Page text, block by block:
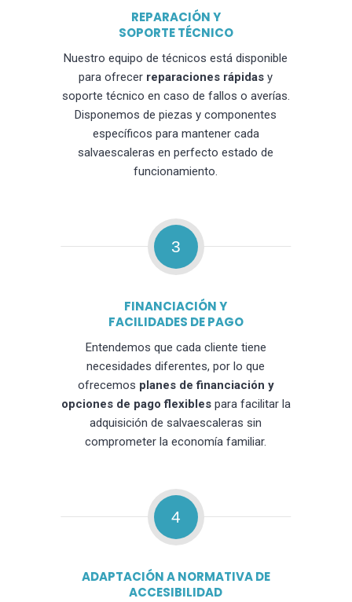
REPARACIÓN Y
SOPORTE TÉCNICO
Nuestro equipo de técnicos está disponible
para ofrecer reparaciones rápidas y
soporte técnico en caso de fallos o averías.
Disponemos de piezas y componentes
específicos para mantener cada
salvaescaleras en perfecto estado de
funcionamiento.
3
FINANCIACIÓN Y
FACILIDADES DE PAGO
Entendemos que cada cliente tiene
necesidades diferentes, por lo que
ofrecemos planes de financiación y
opciones de pago flexiblespara facilitar la
adquisición de salvaescaleras sin
comprometer la economía familiar.
4
ADAPTACIÓN A NORMATIVA DE
ACCESIBILIDAD